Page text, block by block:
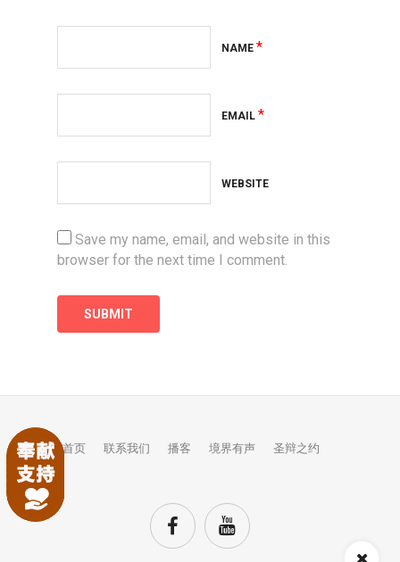
NAME *
EMAIL *
WEBSITE
Save my name, email, and website in this
browser for the next time I comment.
首页 联系我们 播客 境界有声 圣辩之约